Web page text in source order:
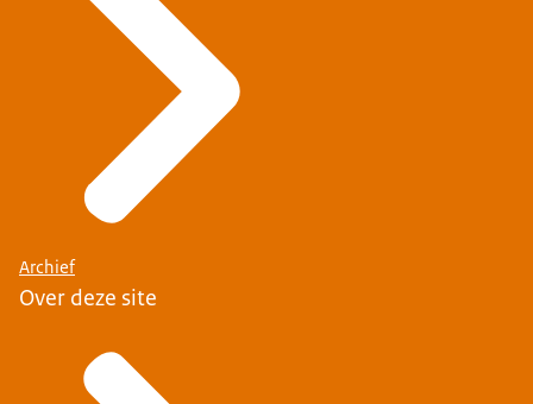
Archief
Over deze site